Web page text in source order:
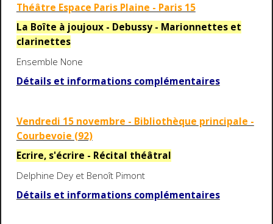
Théâtre Espace Paris Plaine - Paris 15
La Boîte à joujoux - Debussy - Marionnettes et
clarinettes
Ensemble None
Détails et informations complémentaires
Vendredi 15 novembre - Bibliothèque principale -
Courbevoie (92)
Ecrire, s'écrire - Récital théâtral
Delphine Dey et Benoît Pimont
Détails et informations complémentaires